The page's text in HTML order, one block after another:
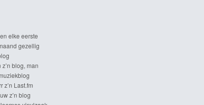
elke eerste
gezellig
blog, man
z’n Last.fm
z’n blog